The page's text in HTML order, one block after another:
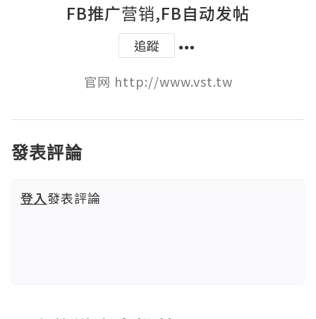
FB推广营销,FB自动发帖
追蹤
官网 http://www.vst.tw
發表評論
登入發表評論